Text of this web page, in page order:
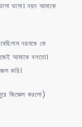
ভাসা। নয়ন আমাকে
নয়নকে কে
আমাকে বলতো।
করি।
জিজ্ঞেস করলো)